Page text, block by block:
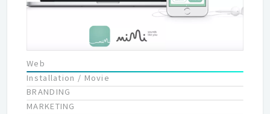
Web
Installation / Movie
BRANDING
MARKETING